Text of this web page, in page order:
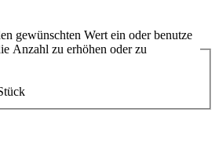
gewünschten Wert ein oder benutze
Anzahl zu erhöhen oder zu